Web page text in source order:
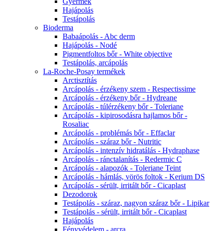
Hajápolás
Testápolás
Bioderma
Babaápolás - Abc derm
Hajápolás - Nodé
Pigmentfoltos bőr - White objective
Testápolás, arcápolás
La-Roche-Posay termékek
Arctisztítás
Arcápolás - érzékeny szem - Respectissime
Arcápolás - érzékeny bőr - Hydreane
Arcápolás - túlérzékeny bőr - Toleriane
Arcápolás - kipirosodásra hajlamos bőr -
Rosaliac
Arcápolás - problémás bőr - Effaclar
Arcápolás - száraz bőr - Nutritic
Arcápolás - intenzív hidratálás - Hydraphase
Arcápolás - ránctalanítás - Redermic C
Arcápolás - alapozók - Toleriane Teint
Arcápolás - hámlás, vörös foltok - Kerium DS
Arcápolás - sérült, irritált bőr - Cicaplast
Dezodorok
Testápolás - száraz, nagyon száraz bőr - Lipikar
Testápolás - sérült, irritált bőr - Cicaplast
Hajápolás
Fényvédelem - arcra